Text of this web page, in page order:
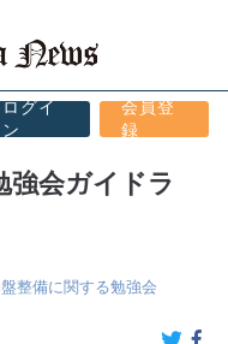
ログイ
ン
会員登
録
強会ガイドラ
整備に関する勉強会